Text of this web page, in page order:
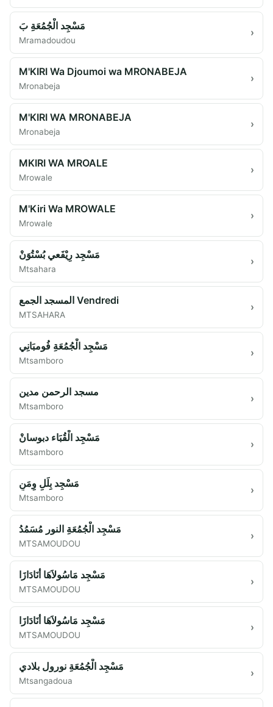
مَسْجِد الْجُمُعَةِ بَ
Mramadoudou
›
M'KIRI Wa Djoumoi wa MRONABEJA
Mronabeja
›
M'KIRI WA MRONABEJA
Mronabeja
›
MKIRI WA MROALE
Mrowale
›
M'Kiri Wa MROWALE
Mrowale
›
مَسْجِد رِيْفَعي بُسْتُوَنْ
Mtsahara
›
المسجد الجمع Vendredi
MTSAHARA
›
مَسْجِد الْجُمُعَةِ فُومبَانِي
Mtsamboro
›
مسجد الرحمن مدين
Mtsamboro
›
مَسْجِد الْقُبَاء دبوسانْ
Mtsamboro
›
مَسْجِد بِلَلِ وِمَنِ
Mtsamboro
›
مَسْجِد الْجُمُعَةِ النور مُسَمُدُ
MTSAMOUDOU
›
مَسْجِد مَاسُولاَهَا أنَادَازَا
MTSAMOUDOU
›
مَسْجِد مَاسُولاَهَا أنَادَازَا
MTSAMOUDOU
›
مَسْجِد الْجُمُعَةِ نورول بلادي
Mtsangadoua
›